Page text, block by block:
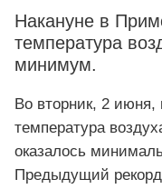
Накануне в
температура
минимум.
Во вторник, 2 июня,
температура
оказалось
Предыдущий